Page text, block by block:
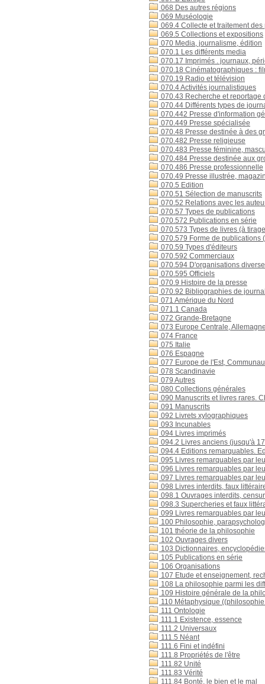
068 Des autres régions
069 Muséologie
069.4 Collecte et traitement
069.5 Collections et expositions
070 Media, journalisme, édition
070.1 Les différents media
070.17 Imprimés . journaux,
070.18 Cinématographiques :
070.19 Radio et télévision
070.4 Activités journalistiques
070.43 Recherche et reportage
070.44 Différents types de
070.442 Presse d'information
070.449 Presse spécialisée
070.48 Presse destinée à des
070.482 Presse religieuse
070.483 Presse féminine,
070.484 Presse destinée aux
070.486 Presse professionnelle
070.49 Presse illustrée,
070.5 Edition
070.51 Sélection de manuscrits
070.52 Relations avec les
070.57 Types de publications
070.572 Publications en série
070.573 Types de livres (à
070.579 Forme de publications
070.59 Types d'éditeurs
070.592 Commerciaux
070.594 D'organisations
070.595 Officiels
070.9 Histoire de la presse
070.92 Bibliographies de
071 Amérique du Nord
071.1 Canada
072 Grande-Bretagne
073 Europe Centrale,
074 France
075 Italie
076 Espagne
077 Europe de l'Est,
078 Scandinavie
079 Autres
080 Collections générales
090 Manuscrits et livres rares.
091 Manuscrits
092 Livrets xylographiques
093 Incunables
094 Livres imprimés
094.2 Livres anciens (jusqu'à
094.4 Editions remarquables.
095 Livres remarquables par
096 Livres remarquables par
097 Livres remarquables par
098 Livres interdits, faux
098.1 Ouvrages interdits,
098.3 Supercheries et faux
099 Livres remarquables par
100 Philosophie,
101 théorie de la philosophie
102 Ouvrages divers
103 Dictionnaires,
105 Publications en série
106 Organisations
107 Etude et enseignement,
108 La philosophie parmi les
109 Histoire générale de la
110 Métaphysique
111 Ontologie
111.1 Existence, essence
111.2 Universaux
111.5 Néant
111.6 Fini et indéfini
111.8 Propriétés de l'être
111.82 Unité
111.83 Vérité
111.84 Bonté, le bien et le mal